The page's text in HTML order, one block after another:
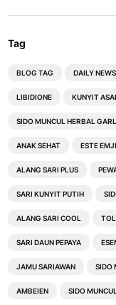
Tag
BLOG TAG DAILY NEWS
LIBIDIONE KUNYIT
SIDO MUNCUL HERBAL
ANAK SEHAT ESTE
ALANG SARI PLUS
SARI KUNYIT PUTIH
ALANG SARI COOL
SARI DAUN PEPAYA
JAMU SARIAWAN SIDO
AMBEIEN SIDO